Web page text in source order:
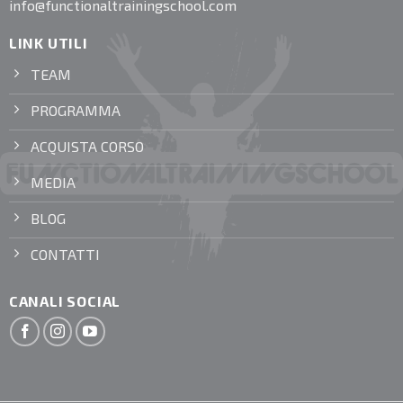
info@functionaltrainingschool.com
LINK UTILI
TEAM
PROGRAMMA
ACQUISTA CORSO
MEDIA
BLOG
CONTATTI
CANALI SOCIAL